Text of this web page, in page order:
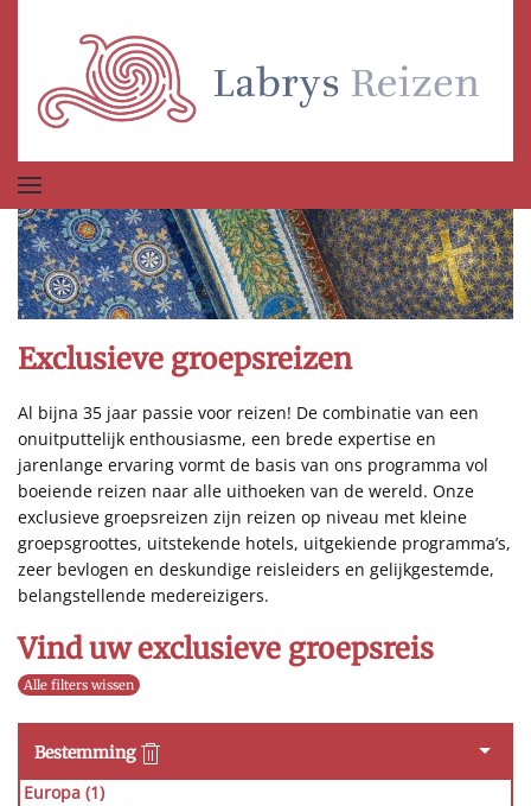
Terug naar hoofdinhoud
Exclusieve groepsreizen
Al bijna 35 jaar passie voor reizen! De combinatie van een
onuitputtelijk enthousiasme, een brede expertise en
jarenlange ervaring vormt de basis van ons programma vol
boeiende reizen naar alle uithoeken van de wereld. Onze
exclusieve groepsreizen zijn reizen op niveau met kleine
groepsgroottes, uitstekende hotels, uitgekiende programma’s,
zeer bevlogen en deskundige reisleiders en gelijkgestemde,
belangstellende medereizigers.
Vind uw exclusieve groepsreis
Alle filters wissen
Bestemming
Europa (1)